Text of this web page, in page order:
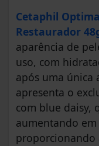
Cetaphil
Restaurador
aparência de
uso, com
após uma única
apresenta o
com blue daisy,
aumentando em
proporcionando